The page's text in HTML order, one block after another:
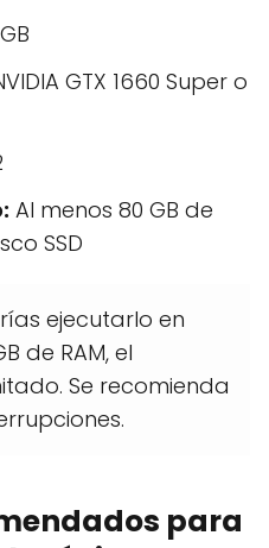
GTX 1660 Super o
Al menos 80 GB de
SSD
ejecutarlo en
de RAM, el
Se recomienda
para